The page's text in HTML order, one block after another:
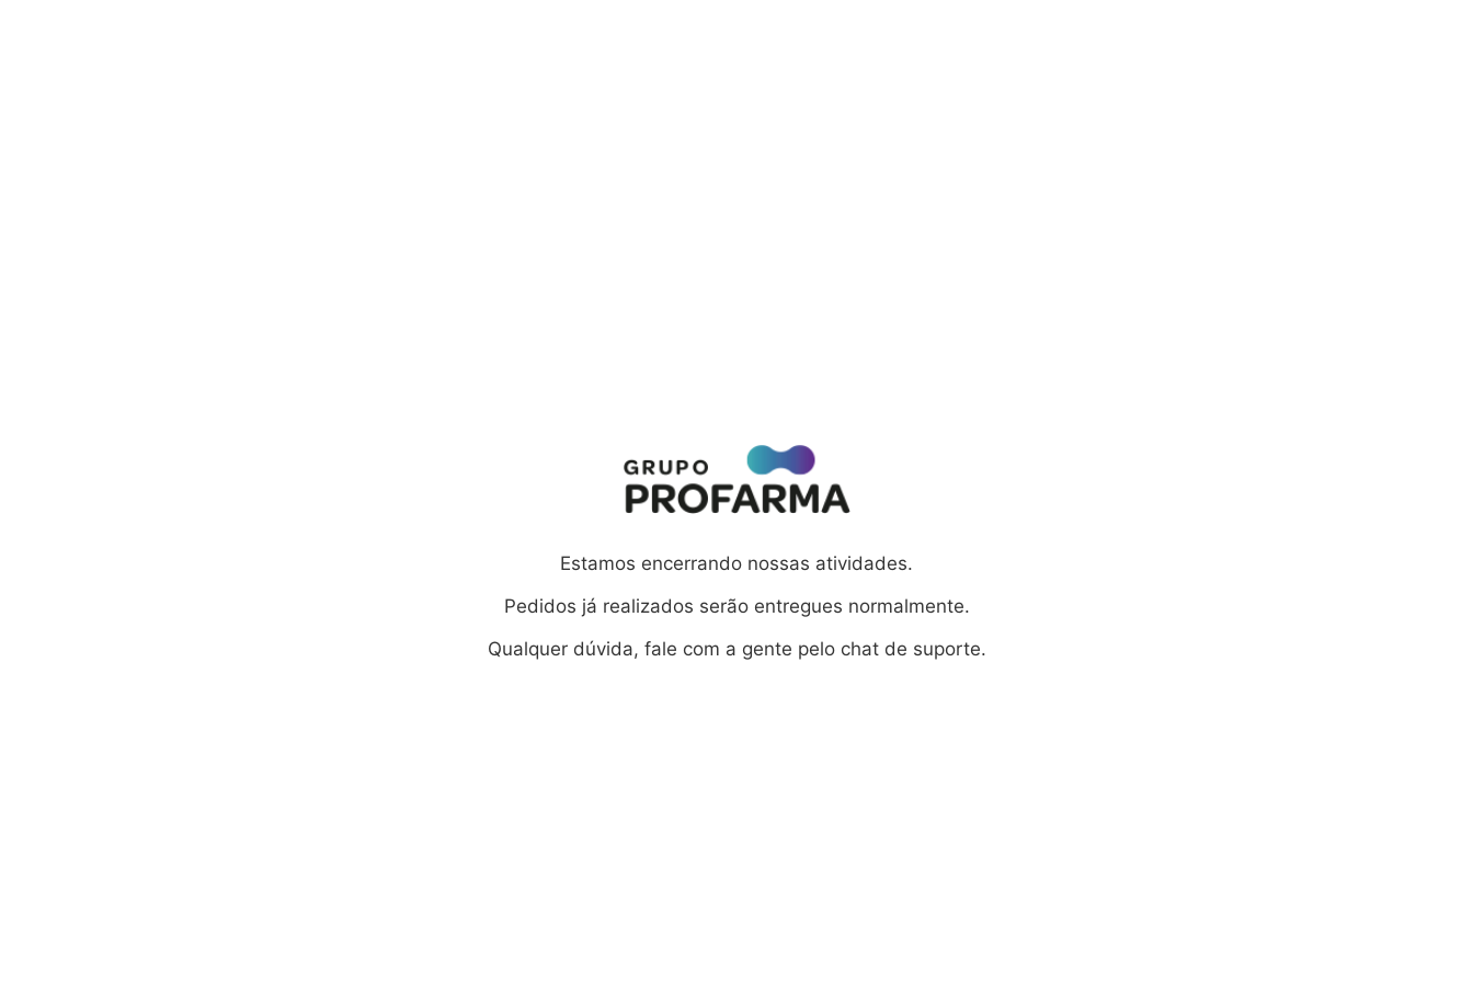
Estamos encerrando nossas atividades.
Pedidos já realizados serão entregues normalmente.
Qualquer dúvida, fale com a gente pelo chat de suporte.